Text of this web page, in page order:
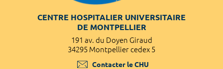
CENTRE HOSPITALIER UNIVERSITAIRE
DE MONTPELLIER
191 av. du Doyen Giraud
34295 Montpellier cedex 5
Contacter le CHU